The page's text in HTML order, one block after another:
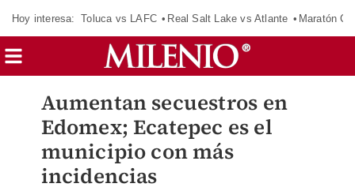
Hoy interesa: Toluca vs LAFC Real Salt Lake vs Atlante Maratón
Aumentan secuestros en
Edomex; Ecatepec es el
municipio con más
incidencias